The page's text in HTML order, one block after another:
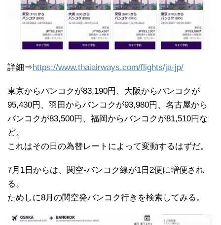
詳細⇒https://www.thaiairways.com/flights/ja-jp/
東京からバンコクが83,190円、大阪からバンコクが
95,430円、羽田からバンコクが93,980円、名古屋から
バンコクが83,500円、福岡からバンコクが81,510円な
ど。
これはその日の為替レートによって変動するはずだ。
7月1日からは、関空-バンコク線が1日2便に増便され
る。
ためしに8月の関空発バンコク行きを検索してみる。